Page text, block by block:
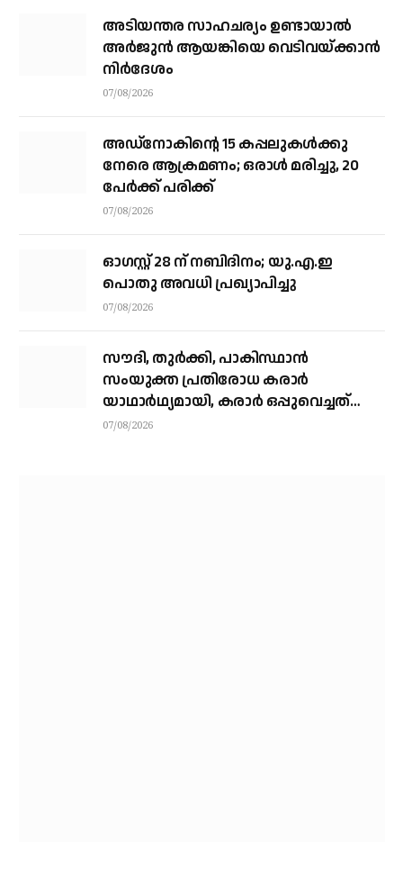
അടിയന്തര സാഹചര്യം ഉണ്ടായാല്‍
അര്‍ജുന്‍ ആയങ്കിയെ വെടിവയ്ക്കാന്‍
നിര്‍ദേശം
07/08/2026
അഡ്നോകിന്റെ 15 കപ്പലുകള്‍ക്കു
നേരെ ആക്രമണം; ഒരാള്‍ മരിച്ചു, 20
പേര്‍ക്ക് പരിക്ക്
07/08/2026
ഓഗസ്റ്റ് 28 ന് നബിദിനം; യു.എ.ഇ
പൊതു അവധി പ്രഖ്യാപിച്ചു
07/08/2026
സൗദി, തുര്‍ക്കി, പാകിസ്ഥാന്‍
സംയുക്ത പ്രതിരോധ കരാര്‍
യാഥാര്‍ഥ്യമായി, കരാര്‍ ഒപ്പുവെച്ചത്
വിശുദ്ധ ഹറമിന്റെ ചാരത്ത്
07/08/2026